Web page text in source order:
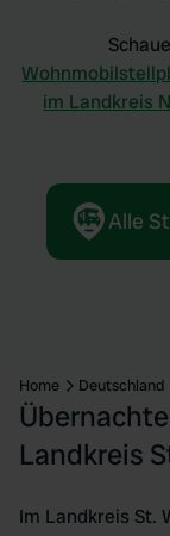
im Landkreis
Alle
Home Deutschland
Landkreis
Im Landkreis St.